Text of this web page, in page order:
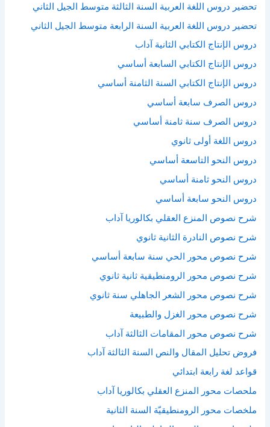
تحضير دروس اللغة العربية السنة الثالثة متوسط الجيل الثاني
تحضير دروس اللغة العربية السنة الرابعة متوسط الجيل الثاني
دروس الإنتاج الكتابي الثانية آداب
دروس الإنتاج الكتابي السابعة أساسي
دروس الإنتاج الكتابي السنة الثامنة أساسي
دروس الصرف سابعة أساسي
دروس الصرف سنة ثامنة أساسي
دروس اللغة أولى ثانوي
دروس النحو التاسعة أساسي
دروس النحو ثامنة أساسي
دروس النحو سابعة أساسي
شرح نصوص المنزع العقلي بكالوريا آداب
شرح نصوص النادرة الثانية ثانوي
شرح نصوص محور الحي سنة سابعة أساسي
شرح نصوص محور الرومنطيقية ثانية ثانوي
شرح نصوص محور الشعر الجاهلي سنة ثانوي
شرح نصوص محور الغزل والطبيعة
شرح نصوص محور المقامات الثالثة آداب
فروض تحليل المقال والنص السنة الثالثة آداب
قواعد لغة رابعة ابتدائي
ملحصات محور المنزع العقلي بكالوريا آداب
ملخصات محور الرومنطيقيّة السنة الثانية